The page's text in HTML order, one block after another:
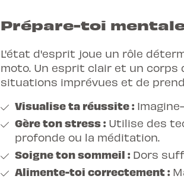
Prépare-toi
L'état d'esprit joue un rôle
moto. Un esprit clair et un
situations imprévues et de
Visualise ta réussite :
Gère ton stress : Utilise des
profonde ou la méditation.
Soigne ton sommeil : Dors
Alimente-toi correctement :